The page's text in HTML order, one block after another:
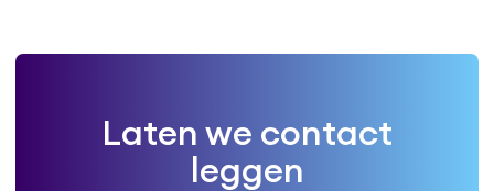
Laten we contact
leggen